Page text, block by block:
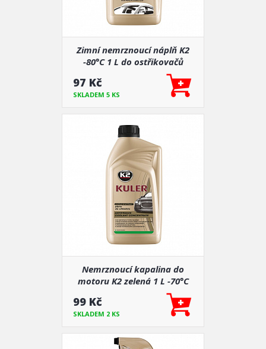
Zimní nemrznoucí náplň K2
-80°C 1 L do ostřikovačů
97 Kč
SKLADEM 5 KS
Nemrznoucí kapalina do
motoru K2 zelená 1 L -70°C
99 Kč
SKLADEM 2 KS